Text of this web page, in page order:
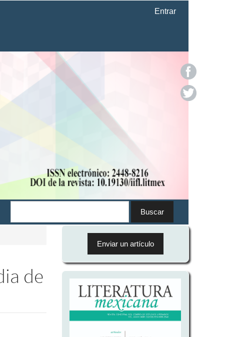
Entrar
Buscar
de
Enviar
artículo
Enviar un artículo